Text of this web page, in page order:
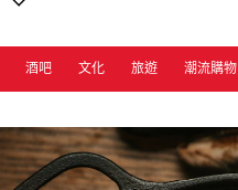
酒吧 文化 旅遊 潮流購物